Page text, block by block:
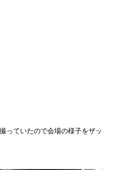
っていたので会場の様子をザッ